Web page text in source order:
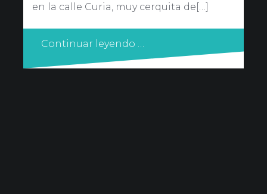
en la calle Curia, muy cerquita de[…]
Continuar leyendo …